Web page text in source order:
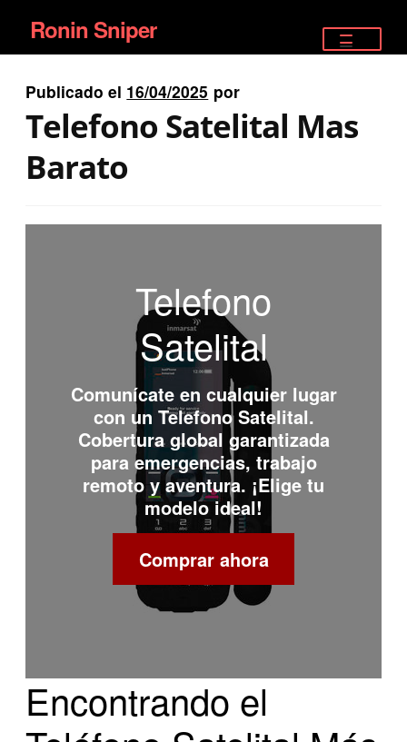
Ir
a
la
navegación
Ir
al
contenido
Ronin Sniper
EQUIPAMIENTO ÉLITE
Publicado el 16/04/2025 por
Telefono Satelital Mas
Barato
Telefono
Satelital
Comunícate en cualquier lugar
con un Telefono Satelital.
Cobertura global garantizada
para emergencias, trabajo
remoto y aventura. ¡Elige tu
modelo ideal!
Comprar ahora
Encontrando el